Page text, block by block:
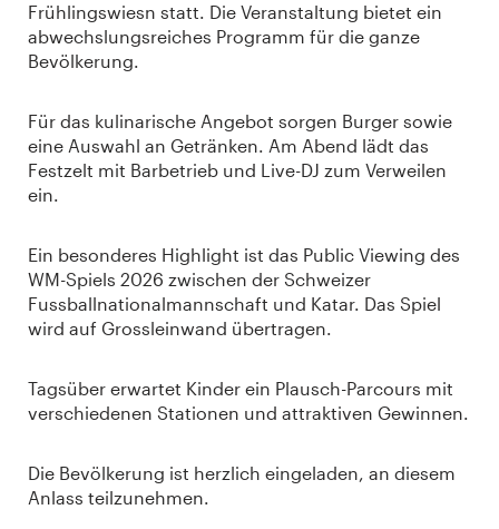
Frühlingswiesn statt. Die Veranstaltung bietet ein
abwechslungsreiches Programm für die ganze
Bevölkerung.
Für das kulinarische Angebot sorgen Burger sowie
eine Auswahl an Getränken. Am Abend lädt das
Festzelt mit Barbetrieb und Live-DJ zum Verweilen
ein.
Ein besonderes Highlight ist das Public Viewing des
WM-Spiels 2026 zwischen der Schweizer
Fussballnationalmannschaft und Katar. Das Spiel
wird auf Grossleinwand übertragen.
Tagsüber erwartet Kinder ein Plausch-Parcours mit
verschiedenen Stationen und attraktiven Gewinnen.
Die Bevölkerung ist herzlich eingeladen, an diesem
Anlass teilzunehmen.